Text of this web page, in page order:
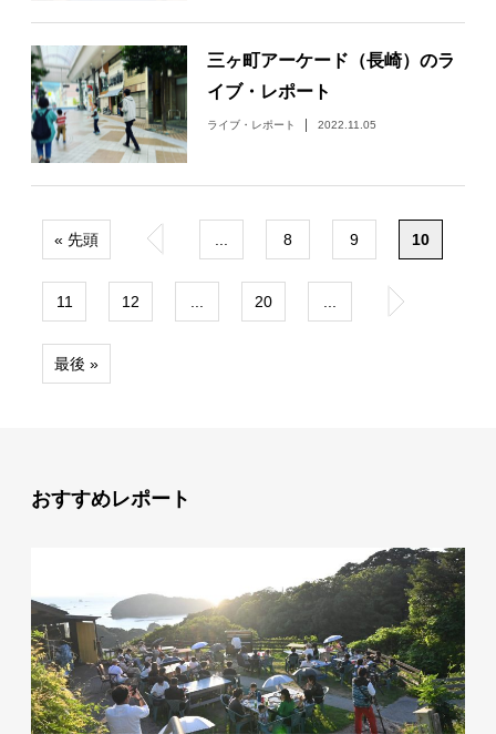
三ヶ町アーケード（長崎）のラ
イブ・レポート
ライブ・レポート 2022.11.05
« 先頭 « 8 9 10
11 12 20 »
最後 »
おすすめレポート